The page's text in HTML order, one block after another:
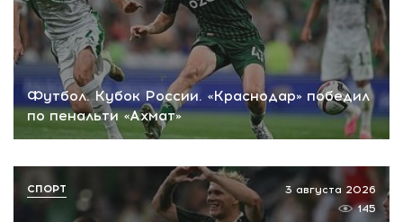
Футбол. Кубок России. «Краснодар» победил
по пенальти «Ахмат»
3 августа 2026
145
СПОРТ